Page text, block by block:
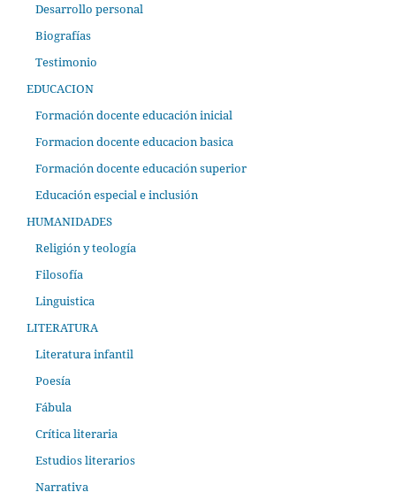
Desarrollo personal
Biografías
Testimonio
EDUCACION
Formación docente educación inicial
Formacion docente educacion basica
Formación docente educación superior
Educación especial e inclusión
HUMANIDADES
Religión y teología
Filosofía
Linguistica
LITERATURA
Literatura infantil
Poesía
Fábula
Crítica literaria
Estudios literarios
Narrativa